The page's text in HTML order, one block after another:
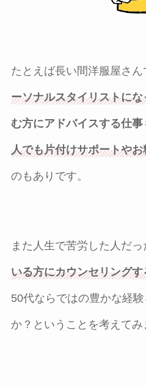
たとえば長い間洋服屋さ
ーソナルスタイリストに
む方にアドバイスする仕事
人でも片付けサポートや
のもありです。
また人生で苦労した人だ
いる方にカウンセリングす
50代ならではの豊かな経
か？ということを考えてみ